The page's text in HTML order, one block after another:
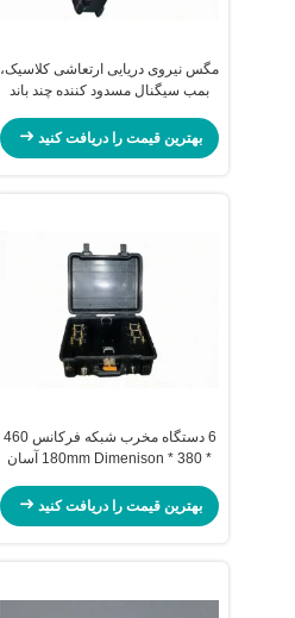
مگس نیروی دریایی ارتعاشی کلاسیک،
بمب سیگنال مسدود کننده چند باند
بهترین قیمت را دریافت کنید
6 دستگاه مخرب شبکه فرکانس 460
* 380 * 180mm Dimenison آسان
بهترین قیمت را دریافت کنید